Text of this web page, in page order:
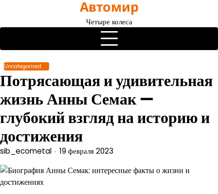
содержимому
Автомир
Четыре колеса
Uncategorised
Потрясающая и удивительная
жизнь Анны Семак —
глубокий взгляд на историю и
достижения
sib_ecometal 19 февраля 2023